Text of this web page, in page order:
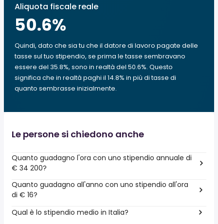
Aliquota fiscale reale
50.6%
Quindi, dato che sia tu che il datore di lavoro pagate delle
tasse sul tuo stipendio, se prima le tasse sembravano
essere del 35.8%, sono in realtà del 50.6%. Questo
significa che in realtà paghi il 14.8% in più di tasse di
quanto sembrasse inizialmente.
Le persone si chiedono anche
Quanto guadagno l'ora con uno stipendio annuale di
€ 34 200?
Quanto guadagno all'anno con uno stipendio all'ora
di € 16?
Qual è lo stipendio medio in Italia?